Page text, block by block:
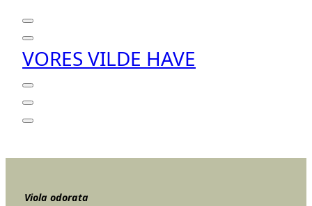
VORES VILDE HAVE
Viola odorata